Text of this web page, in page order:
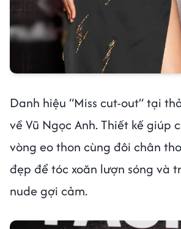
Danh hiệu “Miss cut-out” tại
về Vũ Ngọc Anh. Thiết kế giúp
vòng eo thon cùng đôi chân
đẹp để tóc xoăn lượn sóng và
nude gợi cảm.